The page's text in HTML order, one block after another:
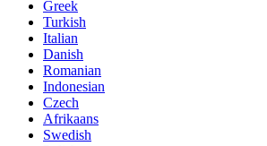
Greek
Turkish
Italian
Danish
Romanian
Indonesian
Czech
Afrikaans
Swedish